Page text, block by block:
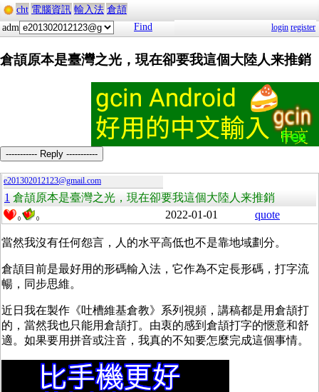
cht 電腦資訊 輸入法 倉頡
adm
Find login register
倉頡原本是臺灣之光，現在卻要我這個大陸人来推銷
----------- Reply -----------
e201302012123@gmail.com
1 倉頡原本是臺灣之光，現在卻要我這個大陸人来推銷
0 0 2022-01-01 quote
當然我沒有任何怨言，人的水平高低也不是靠地域劃分。
倉頡目前是最好用的形碼輸入法，它作為不定長形碼，打字流
暢，同步思維。
近日我在製作《吐槽維基倉教》系列視頻，講稿都是用倉頡打
的，當然我也只能用倉頡打。由衷的感到倉頡打字的愜意和舒
適。如果要用拼音或注音，我真的不知要怎麼完成這個事情。